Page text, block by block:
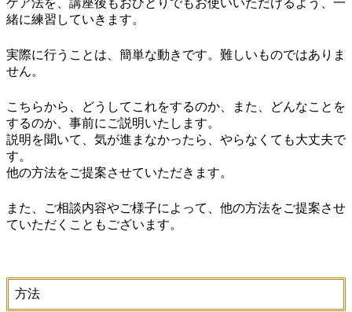
ケア法を、講座後もおひとりでもお使いいただけるよう、一
緒に練習していきます。
実際に行うことは、簡単な動きです。難しいものではありま
せん。
こちらから、どうしてこれをするのか、また、どんなことを
するのか、事前にご説明いたします。
説明を聞いて、気が進まなかったら、やらなくても大丈夫で
す。
他の方法をご提案させていただきます。
また、ご相談内容やご様子によって、他の方法をご提案させ
ていただくこともございます。
方法